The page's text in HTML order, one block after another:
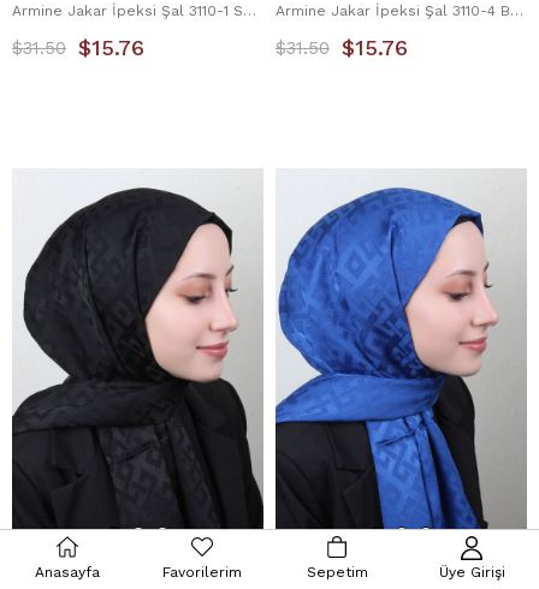
Armine Jakar İpeksi Şal 3110-1 Sütlü Kahve
$15.76
$31.50
Armine Jakar İpeksi Şal 3110-4 Beyaz
$15.76
$31.50
Anasayfa Favorilerim Sepetim Üye Girişi